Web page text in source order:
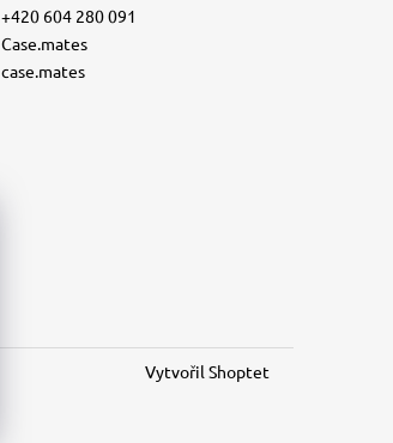
+420 604 280 091
Case.mates
case.mates
Vytvořil Shoptet